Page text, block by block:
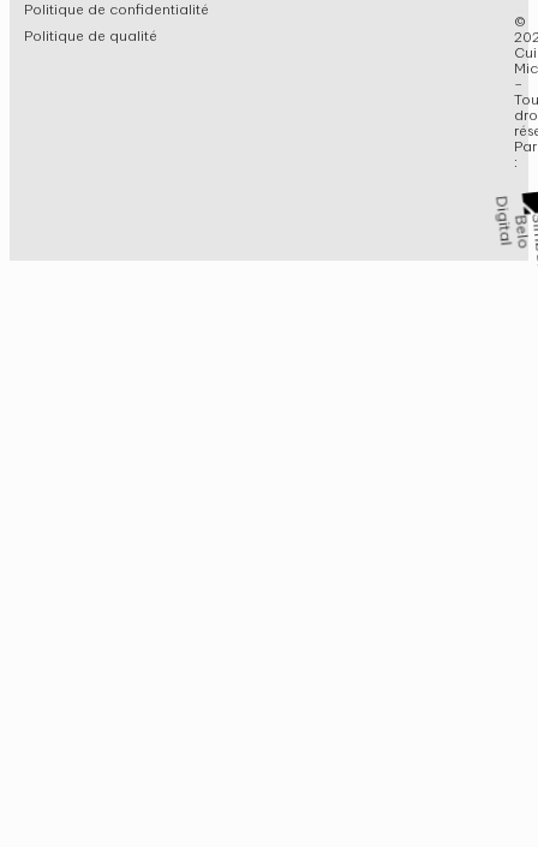
Politique de confidentialité
Politique de qualité
©
–
Par
: